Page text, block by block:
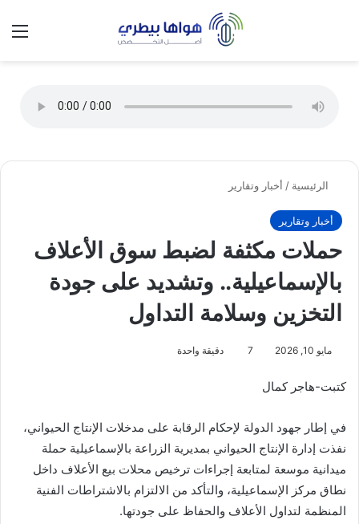
الوضع
الرئيسية / أخبار وتقارير
أخبار وتقارير
حملات مكثفة لضبط سوق الأعلاف
بالإسماعيلية.. وتشديد على جودة
التخزين وسلامة التداول
مايو 10, 2026 7 دقيقة واحدة
كتبت-هاجر كمال
في إطار جهود الدولة لإحكام الرقابة على مدخلات الإنتاج الحيواني،
نفذت إدارة الإنتاج الحيواني بمديرية الزراعة بالإسماعيلية حملة
ميدانية موسعة لمتابعة إجراءات ترخيص محلات بيع الأعلاف داخل
نطاق مركز الإسماعيلية، والتأكد من الالتزام بالاشتراطات الفنية
المنظمة لتداول الأعلاف والحفاظ على جودتها.